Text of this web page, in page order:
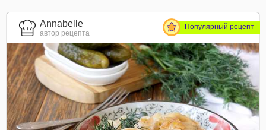
Annabelle
автор рецепта
Популярный рецепт